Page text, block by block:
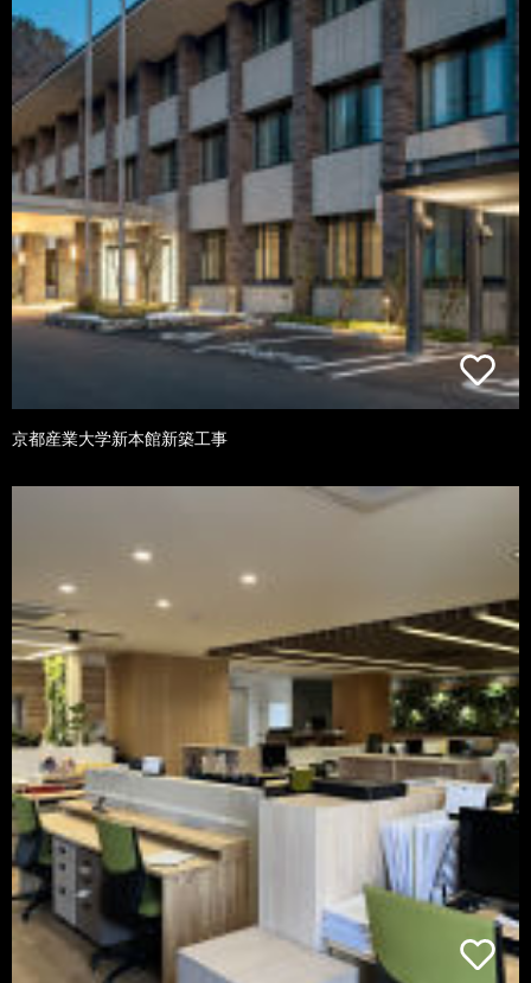
京都産業大学新本館新築工事